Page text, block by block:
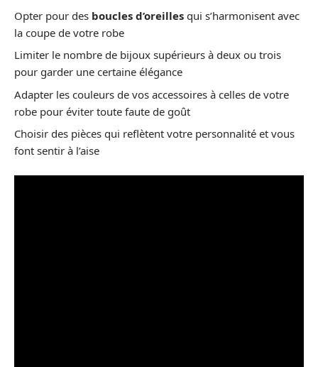
Opter pour des boucles d’oreilles qui s’harmonisent avec
la coupe de votre robe
Limiter le nombre de bijoux supérieurs à deux ou trois
pour garder une certaine élégance
Adapter les couleurs de vos accessoires à celles de votre
robe pour éviter toute faute de goût
Choisir des pièces qui reflètent votre personnalité et vous
font sentir à l’aise